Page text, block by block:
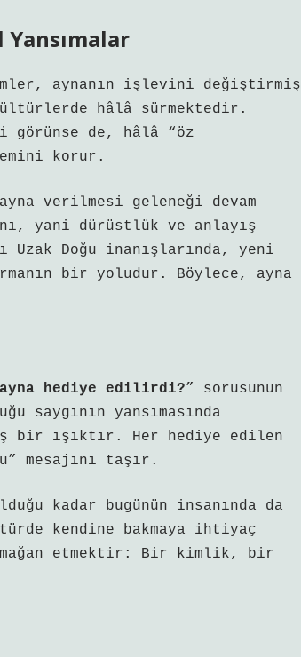
aynanın işlevini değiştirmiş
hâlâ sürmektedir.
görünse de, hâlâ “öz
korur.
verilmesi geleneği devam
yani dürüstlük ve anlayış
Doğu inanışlarında, yeni
bir yoludur. Böylece, ayna
ayna hediye edilirdi?” sorusunun
saygının yansımasında
bir ışıktır. Her hediye edilen
mesajını taşır.
kadar bugünün insanında da
kendine bakmaya ihtiyaç
etmektir: Bir kimlik, bir